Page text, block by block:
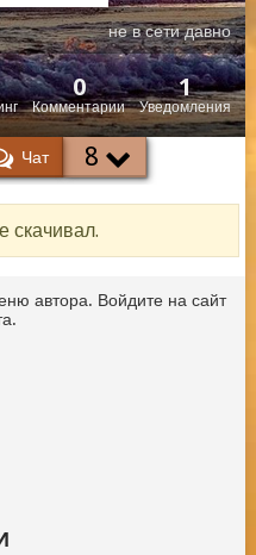
не в сети давно
Комментарии
0
Уведомления
1
Чат 8
скачивал.
автора. Войдите на сайт